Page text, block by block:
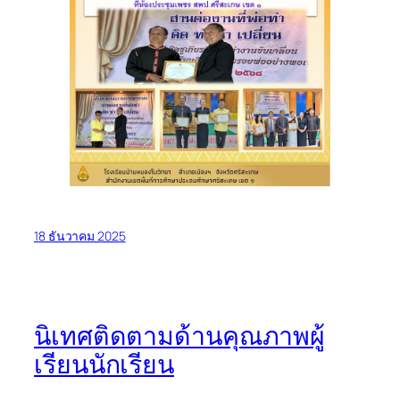
18 ธันวาคม 2025
นิเทศติดตามด้านคุณภาพผู้
เรียนนักเรียน